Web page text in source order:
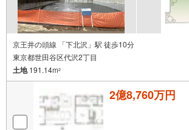
京王井の頭線 「下北沢」駅 徒歩10分
東京都世田谷区代沢2丁目
土地191.14m2
2億8,760万円